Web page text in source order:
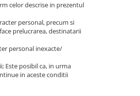
celor descrise in prezentul
personal, precum si
prelucrarea, destinatarii
personal inexacte/
Este posibil ca, in urma
in aceste conditii